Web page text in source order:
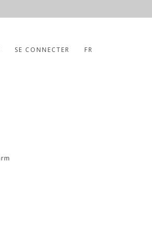
SE CONNECTER FR